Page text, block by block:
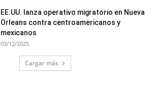
EE.UU. lanza operativo migratorio en Nueva
Orleans contra centroamericanos y
mexicanos
03/12/2025
Cargar más